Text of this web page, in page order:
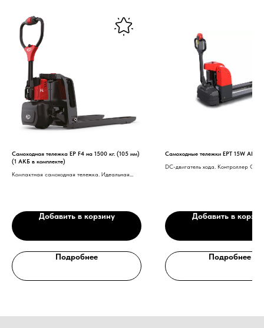
Самоходная тележка EP F4 на 1500 кг. (105 мм)
(1 АКБ в комплекте)
Компактная самоходная тележка. Идеальная
Добавить в корзину
Подробнее
Самоходные тележки EPT 15W AB
DC-двигатель хода. Контроллер Curtis
Добавить в
Подробнее
Оставьте заявку, наши специалисты свяжутся с вами
и ответят на все вопросы
Нужна консультация нашего
специалиста?